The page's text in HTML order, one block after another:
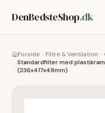
DenBedsteShop.dk
Forside Filtre & Ventilation
Standardfilter med
(236x417x48mm)